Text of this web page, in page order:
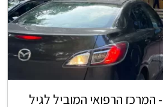
הרפואי המוביל לגיל